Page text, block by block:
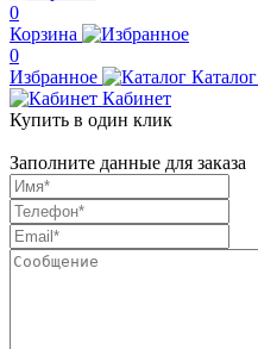
0
Корзина
0
Избранное
Каталог
Кабинет
Купить в один клик
Заполните данные для заказа